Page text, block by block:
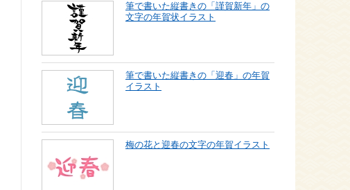
筆で書いた縦書きの「謹賀新年」の
文字の年賀状イラスト
筆で書いた縦書きの「迎春」の年賀
イラスト
梅の花と迎春の文字の年賀イラスト